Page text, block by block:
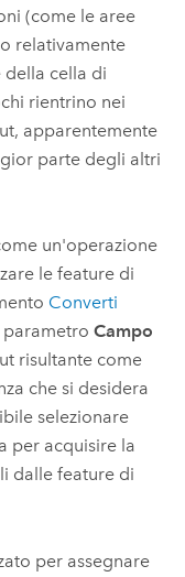
(come le aree
relativamente
cella di
rientrino nei
apparentemente
parte degli altri
un'operazione
le feature di
Converti
parametroCampo
risultante come
che si desidera
selezionare
per acquisire la
dalle feature di
per assegnare